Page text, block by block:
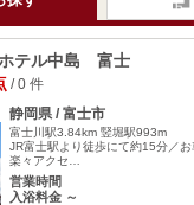
テル中島 富士
/ 0 件
静岡県 / 富士市
富士川駅3.84km 竪堀駅993m
JR富士駅より徒歩にて約15分／
楽々アクセ…
営業時間
入浴料金 ～